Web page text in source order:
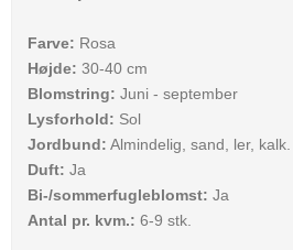
Farve: Rosa
Højde: 30-40 cm
Blomstring: Juni - september
Lysforhold: Sol
Jordbund: Almindelig, sand, ler, kalk.
Duft: Ja
Bi-/sommerfugleblomst: Ja
Antal pr. kvm.: 6-9 stk.